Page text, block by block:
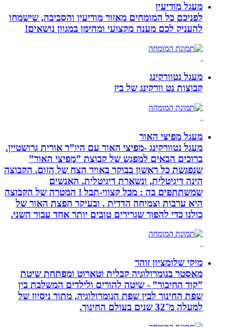
מעגל מודיעין
לפניכם כל המומחים מאזור מודיעין והסביבה, שישמחו
להעניק לכם מענה מקצועי ומהימן במגוון נושאים!
מעגל נטוורקינג
קבוצות נט וורקינג של ביז
מעגל מפיצי האור
מעגל נטוורקינג -מפיצי האור עם היו”ר אורית גרושטיין.
ברוכים הבאים למפגש של קבוצת ”מפיצי האור”
שנפגשת כל ראשון בבוקר באויר הצח של הזום. הקבוצה
הינה דיגיטלית, ונשארת דיגיטלית. האנשים
שמשתתפים בה : מכל קצווי-תבל ! המטרה של הקבוצה
היא ערבות וצמיחה הדדית . ובעיקר הפצת האור של
כולנו כדי להפוך שגרירים טובים יותר אחד עבור השני.
מיקי שלומציון זוהר
מאסטר בנומרולוגיה קבלית וטארוט ומפתחת שיטת
”קוד החיבור” - שיטה להורים ולילדים המשלבת בין
שפת החינוך לבין שפת הנומרולוגיה, מתוך ניסיון של
למעלה מ־32 שנים בעולם החינוך.